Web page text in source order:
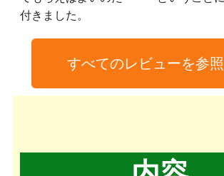
付きました。
すべてのレビューを参